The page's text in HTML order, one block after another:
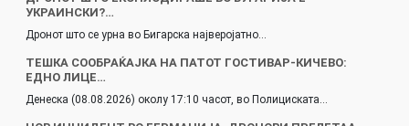
УКРАИНСКИ?…
Дронот што се урна во Бигарска најверојатно…
ТЕШКА СООБРАЌАЈКА НА ПАТОТ ГОСТИВАР-КИЧЕВО:
ЕДНО ЛИЦЕ…
Денеска (08.08.2026) околу 17:10 часот, во Полициската…